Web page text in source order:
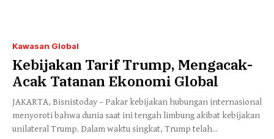
Kawasan Global
Kebijakan Tarif Trump, Mengacak-
Acak Tatanan Ekonomi Global
JAKARTA, Bisnistoday – Pakar kebijakan hubungan internasional
menyoroti bahwa dunia saat ini tengah limbung akibat kebijakan
unilateral Trump. Dalam waktu singkat, Trump telah...